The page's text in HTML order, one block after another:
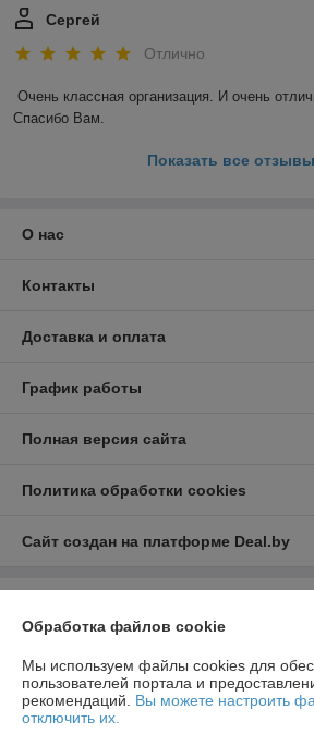
Сергей
Отлично
Очень классная организация. И очень
Спасибо Вам.
Показать все отзывы
О нас
Контакты
Доставка и оплата
График работы
Полная версия сайта
Политика обработки cookies
Сайт создан на платформе Deal.by
"ЛедЭлектроСвет"
ул. Будславская, д. 19, офис 209
Регистрационный номер ЕГР: 192989120
Обработка файлов cookie
Мы используем файлы cookies для
пользователей портала и
рекомендаций. Вы можете настроить
отключить их.